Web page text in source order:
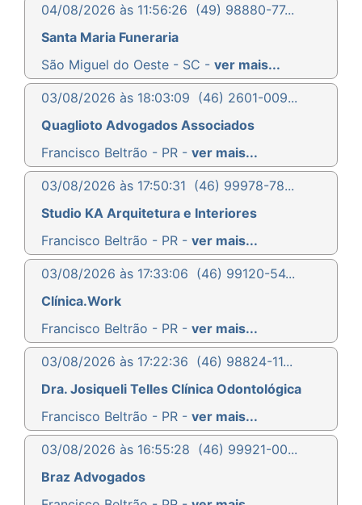
04/08/2026 às 11:56:26 (49) 98880-77...
Santa Maria Funeraria
São Miguel do Oeste - SC - ver mais...
03/08/2026 às 18:03:09 (46) 2601-009...
Quaglioto Advogados Associados
Francisco Beltrão - PR - ver mais...
03/08/2026 às 17:50:31 (46) 99978-78...
Studio KA Arquitetura e Interiores
Francisco Beltrão - PR - ver mais...
03/08/2026 às 17:33:06 (46) 99120-54...
Clínica.Work
Francisco Beltrão - PR - ver mais...
03/08/2026 às 17:22:36 (46) 98824-11...
Dra. Josiqueli Telles Clínica Odontológica
Francisco Beltrão - PR - ver mais...
03/08/2026 às 16:55:28 (46) 99921-00...
Braz Advogados